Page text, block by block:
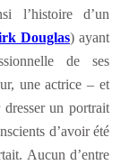
l’histoire d’un
Douglas) ayant
de ses
une actrice – et
un portrait
d’avoir été
Aucun d’entre